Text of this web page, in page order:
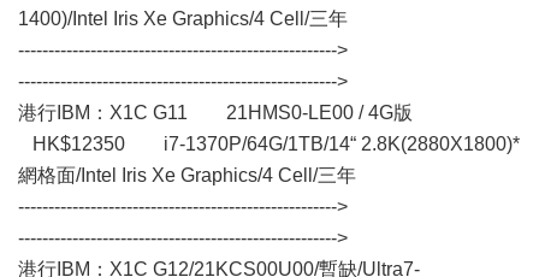
1400)/Intel Iris Xe Graphics/4 Cell/三年
----------------------------------------------------->
----------------------------------------------------->
港行IBM：X1C G11 21HMS0-LE00 / 4G版
HK$12350 i7-1370P/64G/1TB/14“ 2.8K(2880X1800)*
網格面/Intel Iris Xe Graphics/4 Cell/三年
----------------------------------------------------->
----------------------------------------------------->
港行IBM：X1C G12/21KCS00U00/暫缺/Ultra7-